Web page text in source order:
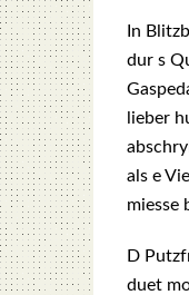
In
dur s
lie­ber
als e
mies­se
D
duet